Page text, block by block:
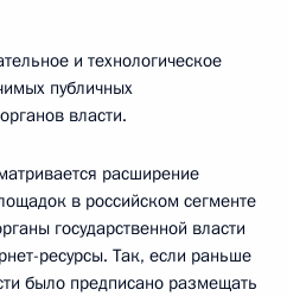
и технологическое
публичных
власти.
расширение
в российском сегменте
государственной власти
ресурсы. Так, если раньше
было предписано размещать